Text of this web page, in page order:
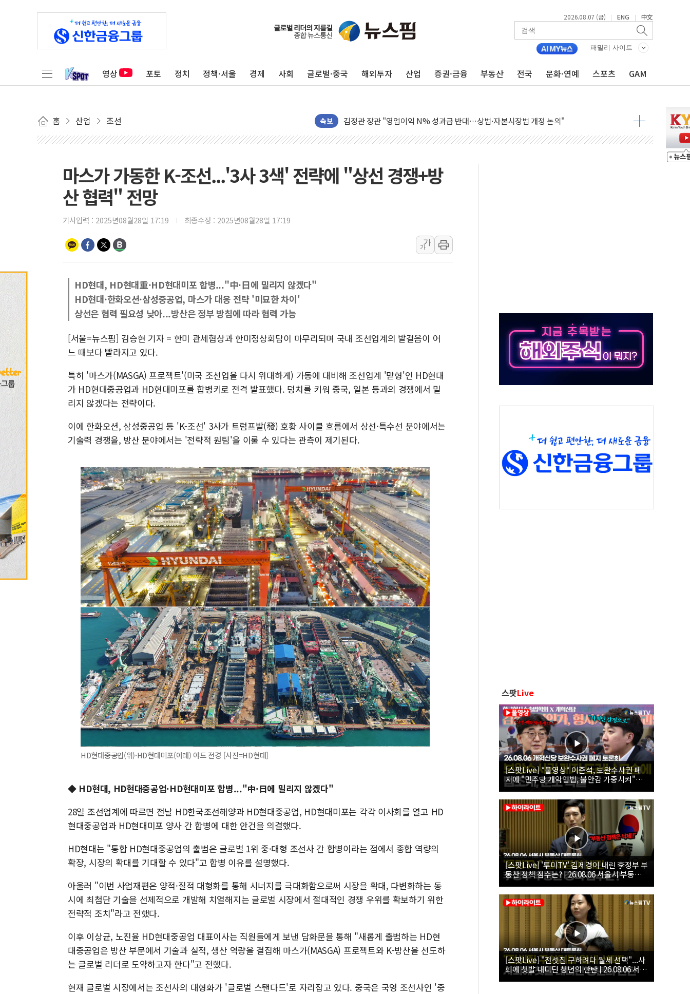
2026.08.07 (금) | ENG | 中文
패밀리 사이트
영상 포토 정치 정책·서울 경제 사회 글로벌·중국 해외투자 산업 증권·금융 부동산 전국 문화·연예 스포츠 GAM
홈 산업 조선 속보
구광모, 내주 실리콘밸리서 젠슨 황 재회…로봇·AI 데이터센터·모빌리티 구체화
김정관 장관 "영업이익 N% 성과급 반대…상법·자본시장법 개정 논의"
뉴욕증시 프리뷰, 미 주가선물 AI주 차익실현 속 혼조세...웨스턴디지털·샌디스크↓
금값 7주 만에 최고…美 고용 둔화·호르무즈 재개방 기대에 강세
[인도증시] 중동 긴장 완화에 실적 호조까지, 상승...호실적 보고 기업 상승세 뚜렷
양주 섬유염색공장서 화재 1명 중상…대응 1단계 진압 중
주한미군 "오산기지 누출, 백린 아닌 무해한 표면 부식 물질"
구미 폐염산처리업체서 불 2시간30여분만에 진화...외국인 노동자 숨져
강원도 폭염특보 11일째…온열질환·가축 피해 최소화 '총력 대응'
마스가 가동한 K-조선...'3사 3색' 전략에 "상선 경쟁+방
산 협력" 전망
기사입력 : 2025년08월28일 17:19 최종수정 : 2025년08월28일 17:19
가
가
HD현대, HD현대重·HD현대미포 합병..."中·日에 밀리지 않겠다"
HD현대·한화오션·삼성중공업, 마스가 대응 전략 '미묘한 차이'
상선은 협력 필요성 낮아...방산은 정부 방침에 따라 협력 가능
[서울=뉴스핌] 김승현 기자 = 한미 관세협상과 한미정상회담이 마무리되며 국내 조선업계의 발걸음이 어
느 때보다 빨라지고 있다.
특히 '마스가(MASGA) 프로젝트'(미국 조선업을 다시 위대하게) 가동에 대비해 조선업계 '맏형'인 HD현대
가 HD현대중공업과 HD현대미포를 합병키로 전격 발표했다. 덩치를 키워 중국, 일본 등과의 경쟁에서 밀
리지 않겠다는 전략이다.
이에 한화오션, 삼성중공업 등 'K-조선' 3사가 트럼프발(發) 호황 사이클 흐름에서 상선·특수선 분야에서는
기술력 경쟁을, 방산 분야에서는 '전략적 원팀'을 이룰 수 있다는 관측이 제기된다.
HD현대중공업(위)·HD현대미포(아래) 야드 전경 [사진=HD현대]
◆ HD현대, HD현대중공업·HD현대미포 합병..."中·日에 밀리지 않겠다"
28일 조선업계에 따르면 전날 HD한국조선해양과 HD현대중공업, HD현대미포는 각각 이사회를 열고 HD
현대중공업과 HD현대미포 양사 간 합병에 대한 안건을 의결했다.
HD현대는 "통합 HD현대중공업의 출범은 글로벌 1위 중·대형 조선사 간 합병이라는 점에서 종합 역량의
확장, 시장의 확대를 기대할 수 있다"고 합병 이유를 설명했다.
아울러 "이번 사업재편은 양적·질적 대형화를 통해 시너지를 극대화함으로써 시장을 확대, 다변화하는 동
시에 최첨단 기술을 선제적으로 개발해 치열해지는 글로벌 시장에서 절대적인 경쟁 우위를 확보하기 위한
전략적 조치"라고 전했다.
이후 이상균, 노진율 HD현대중공업 대표이사는 직원들에게 보낸 담화문을 통해 "새롭게 출범하는 HD현
대중공업은 방산 부문에서 기술과 실적, 생산 역량을 결집해 마스가(MASGA) 프로젝트와 K-방산을 선도하
는 글로벌 리더로 도약하고자 한다"고 전했다.
현재 글로벌 시장에서는 조선사의 대형화가 '글로벌 스탠다드'로 자리잡고 있다. 중국은 국영 조선사인 '중
스팟Live
[스팟Live] *풀영상* 이준석, 보완수사권 폐
지에 "민주당 개악입법, 불안감 가중시켜"｜
26.08.06 개혁신당 보완수사권 폐지 토론회
[스팟Live] '투미TV' 김제경이 내린 李정부 부
동산 정책 점수는? | 26.08.06 서울시 부동산
대토론회
[스팟Live] "전셋집 구하려다 월세 선택"...사
회에 첫발 내디딘 청년의 한탄 | 26.08.06 서울
시 부동산 대토론회